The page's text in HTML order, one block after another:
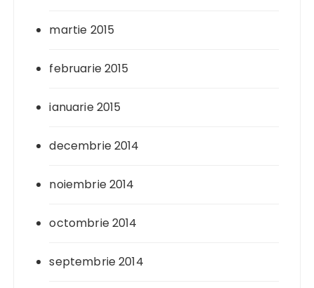
martie 2015
februarie 2015
ianuarie 2015
decembrie 2014
noiembrie 2014
octombrie 2014
septembrie 2014